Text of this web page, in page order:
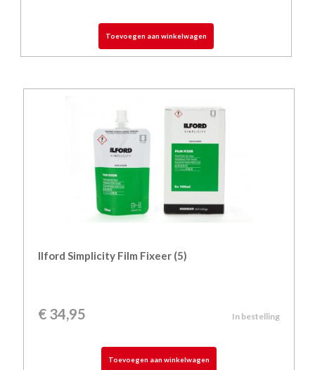
Toevoegen aan winkelwagen
Ilford Simplicity Film Fixeer (5)
€34,95 In bestelling
Toevoegen aan winkelwagen